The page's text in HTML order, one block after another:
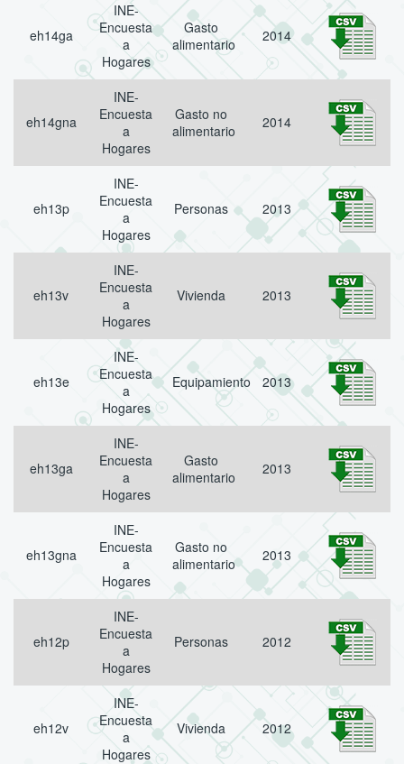
eh14ga
INE-
Encuesta
a
Hogares
Gasto
alimentario
2014
eh14gna
INE-
Encuesta
a
Hogares
Gasto no
alimentario
2014
eh13p
INE-
Encuesta
a
Hogares
Personas 2013
eh13v
INE-
Encuesta
a
Hogares
Vivienda 2013
eh13e
INE-
Encuesta
a
Hogares
Equipamiento 2013
eh13ga
INE-
Encuesta
a
Hogares
Gasto
alimentario
2013
eh13gna
INE-
Encuesta
a
Hogares
Gasto no
alimentario
2013
eh12p
INE-
Encuesta
a
Hogares
Personas 2012
eh12v
INE-
Encuesta
a
Hogares
Vivienda 2012